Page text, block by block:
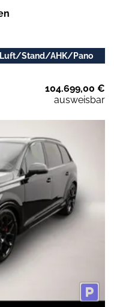
Luft/Stand/AHK/Pano
104.699,00 €
ausweisbar